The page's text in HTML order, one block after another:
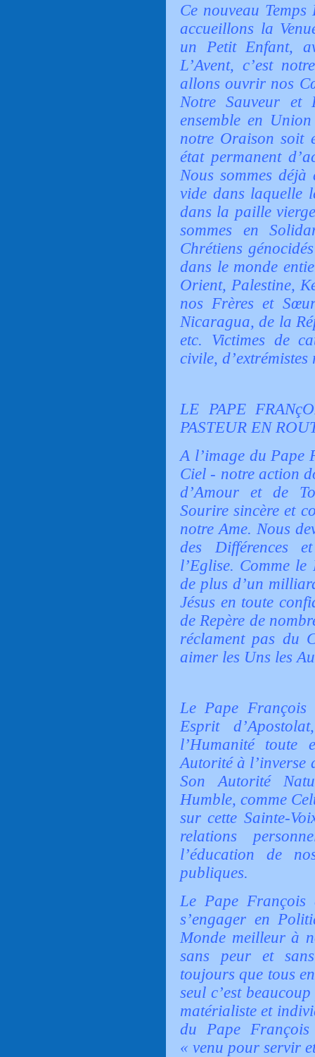
Ce nouveau
accueillons la
un Petit Enfant,
L’Avent, c’est
allons ouvrir nos
Notre Sauveur et
ensemble en
notre Oraison soit
état permanent
Nous sommes
vide dans laquelle
dans la paille
sommes en
Chrétiens
dans le monde
Orient, Palestine,
nos Frères et
Nicaragua, de la
etc. Victimes de
civile,
LE PAPE
PASTEUR EN
A l’image du
Ciel - notre action
d’Amour et de
Sourire sincère et
notre Ame. Nous
des Différences
l’Eglise. Comme
de plus d’un
Jésus en toute
de Repère de
réclament pas du
aimer les Uns les
Le Pape
Esprit
l’Humanité toute
Autorité à l’inverse
Son Autorité
Humble, comme
sur cette Sainte-
relations
l’éducation de
publiques.
Le Pape François
s’engager en
Monde meilleur à
sans peur et
toujours que tous
seul c’est
matérialiste et
du Pape
« venu pour servir